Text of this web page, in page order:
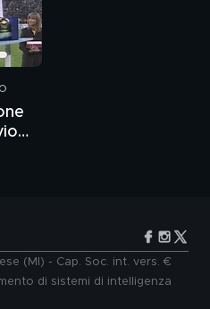
(MI) - Cap. Soc. int. vers. €
di sistemi di intelligenza